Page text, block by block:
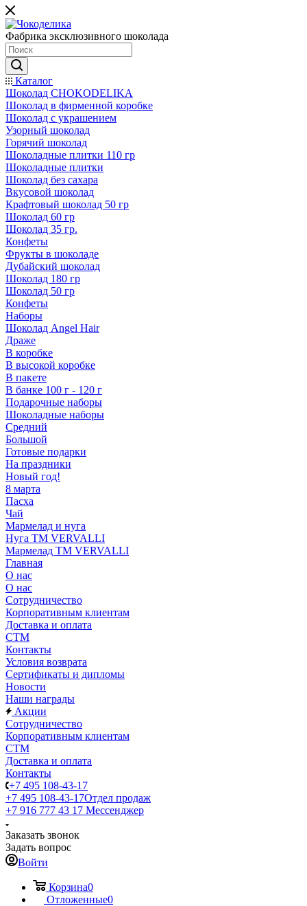
Фабрика эксклюзивного шоколада
Каталог
Шоколад CHOKODELIKA
Шоколад в фирменной коробке
Шоколад с украшением
Узорный шоколад
Горячий шоколад
Шоколадные плитки 110 гр
Шоколадные плитки
Шоколад без сахара
Вкусовой шоколад
Крафтовый шоколад 50 гр
Шоколад 60 гр
Шоколад 35 гр.
Конфеты
Фрукты в шоколаде
Дубайский шоколад
Шоколад 180 гр
Шоколад 50 гр
Конфеты
Наборы
Шоколад Angel Hair
Драже
В коробке
В высокой коробке
В пакете
В банке 100 г - 120 г
Подарочные наборы
Шоколадные наборы
Средний
Большой
Готовые подарки
На праздники
Новый год!
8 марта
Пасха
Чай
Мармелад и нуга
Нуга ТМ VERVALLI
Мармелад ТМ VERVALLI
Главная
О нас
О нас
Сотрудничество
Корпоративным клиентам
Доставка и оплата
СТМ
Контакты
Условия возврата
Сертификаты и дипломы
Новости
Наши награды
Акции
Сотрудничество
Корпоративным клиентам
СТМ
Доставка и оплата
Контакты
+7 495 108-43-17
+7 495 108-43-17Отдел продаж
+7 916 777 43 17 Мессенджер
Заказать звонок
Задать вопрос
Войти
Корзина0
Отложенные0